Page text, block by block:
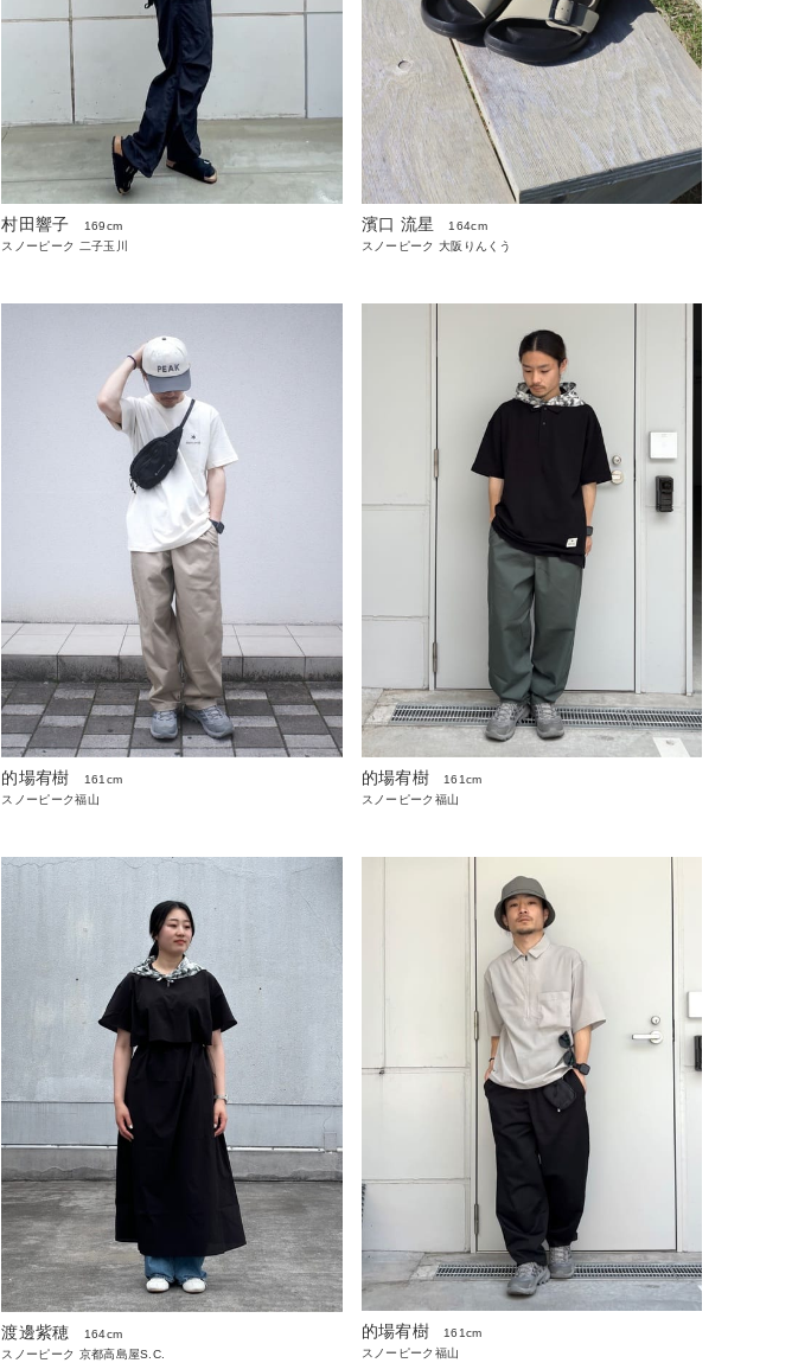
村田響子
169cm
スノーピーク 二子玉川
濱口 流星
164cm
スノーピーク 大阪りんくう
的場宥樹
161cm
スノーピーク福山
的場宥樹
161cm
スノーピーク福山
渡邊紫穂
164cm
スノーピーク 京都高島屋S.C.
的場宥樹
161cm
スノーピーク福山